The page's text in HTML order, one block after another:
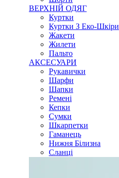
ВЕРХНІЙ ОДЯГ
Куртки
Куртки З Еко-Шкіри
Жакети
Жилети
Пальто
АКСЕСУАРИ
Рукавички
Шарфи
Шапки
Ремені
Кепки
Сумки
Шкарпетки
Гаманець
Нижня Білизна
Сланці